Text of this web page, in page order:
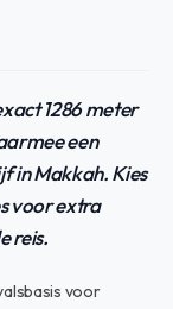
1286 meter
een
in Makkah. Kies
voor extra
reis.
voor